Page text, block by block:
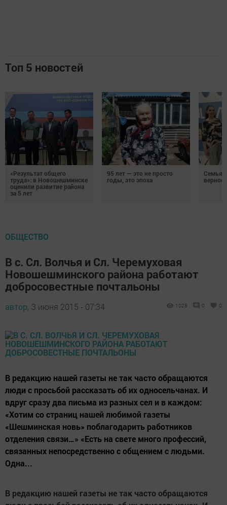
Топ 5 новостей
«Результат общего
труда»: в Новошешминске
оценили развитие района
за 5 лет
95 лет — это не просто
годы, это эпоха
Семья
ОБЩЕСТВО
В с. Сл. Волчья и Сл. Черемуховая
Новошешминского района работают
добросовестные почтальоны
автор, 3 июня 2015 - 07:34 1028 0 0
В редакцию нашей газеты не так часто обращаются
люди с просьбой рассказать об их односельчанах. И
вдруг сразу два письма из разных сел и в каждом:
«Хотим со страниц нашей любимой газеты
«Шешминская новь» поблагодарить работников
отделения связи…» «Есть на свете много профессий,
связанных непосредственно с общением с людьми.
Одна...
В редакцию нашей газеты не так часто обращаются